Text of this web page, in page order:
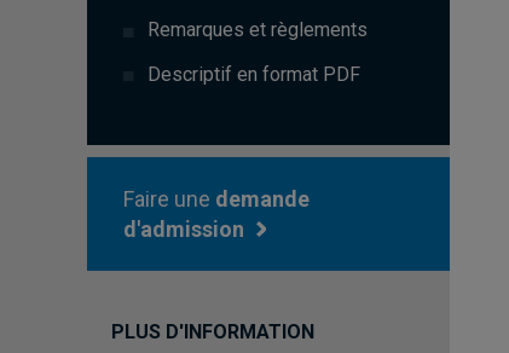
Remarques et règlements
Descriptif en format PDF
Faire une demande
d'admission
PLUS D'INFORMATION